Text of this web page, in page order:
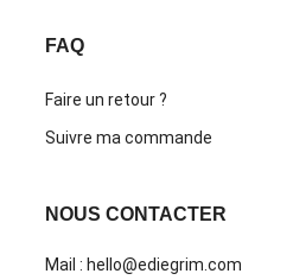
FAQ
Faire un retour ?
Suivre ma commande
NOUS CONTACTER
Mail : hello@ediegrim.com